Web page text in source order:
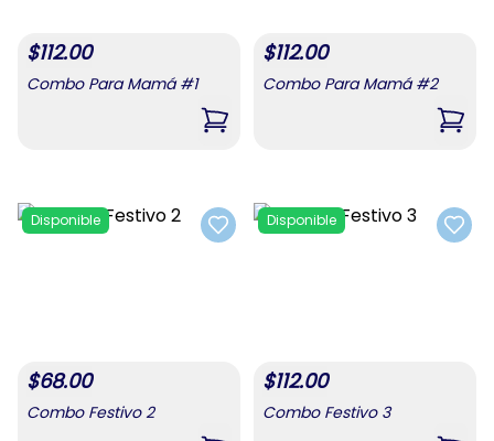
$112.00
Combo Para Mamá #1
,Combo Para Mamá #1
$112.00
Combo Para Mamá #2
,
Add to favorites
Disponible
$68.00
Combo Festivo 2
Add
Disponible
$112.00
Combo Festivo 3